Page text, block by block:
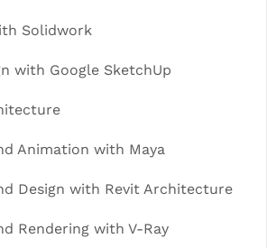
Solidwork
with Google SketchUp
Animation with Maya
Design with Revit Architecture
Rendering with V-Ray